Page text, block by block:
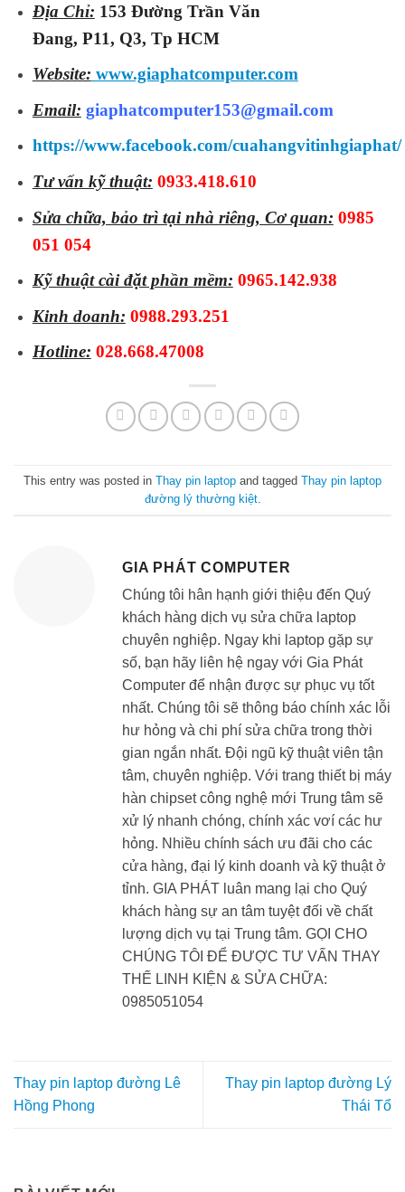
Địa Chỉ: 153 Đường Trần Văn
Đang, P11, Q3, Tp HCM
Website: www.giaphatcomputer.com
Email: giaphatcomputer153@gmail.com
https://www.facebook.com/cuahangvitinhgiaphat/
Tư vấn kỹ thuật: 0933.418.610
Sửa chữa, bảo trì tại nhà riêng, Cơ quan: 0985
051 054
Kỹ thuật cài đặt phần mềm: 0965.142.938
Kinh doanh: 0988.293.251
Hotline: 028.668.47008
This entry was posted in Thay pin laptop and tagged Thay pin laptop
đường lý thường kiệt.
GIA PHÁT COMPUTER
Chúng tôi hân hạnh giới thiệu đến Quý
khách hàng dịch vụ sửa chữa laptop
chuyên nghiệp. Ngay khi laptop gặp sự
số, bạn hãy liên hệ ngay với Gia Phát
Computer để nhận được sự phục vụ tốt
nhất. Chúng tôi sẽ thông báo chính xác lỗi
hư hỏng và chi phí sửa chữa trong thời
gian ngắn nhất. Đội ngũ kỹ thuật viên tận
tâm, chuyên nghiệp. Với trang thiết bị máy
hàn chipset công nghệ mới Trung tâm sẽ
xử lý nhanh chóng, chính xác vơí các hư
hỏng. Nhiều chính sách ưu đãi cho các
cửa hàng, đại lý kinh doanh và kỹ thuật ở
tỉnh. GIA PHÁT luân mang lại cho Quý
khách hàng sự an tâm tuyệt đối về chất
lượng dịch vụ tại Trung tâm. GỌI CHO
CHÚNG TÔI ĐỂ ĐƯỢC TƯ VẤN THAY
THẾ LINH KIỆN & SỬA CHỮA:
0985051054
Thay pin laptop đường Lê
Hồng Phong
Thay pin laptop đường Lý
Thái Tổ